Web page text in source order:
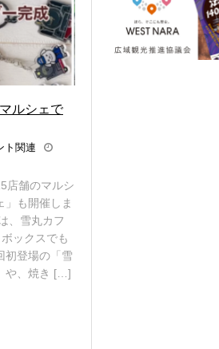
ルシェで
ト関連
店舗のマルシ
」も開催しま
、雪丸カフ
ックスでも
初登場の「雪
や、焼き […]